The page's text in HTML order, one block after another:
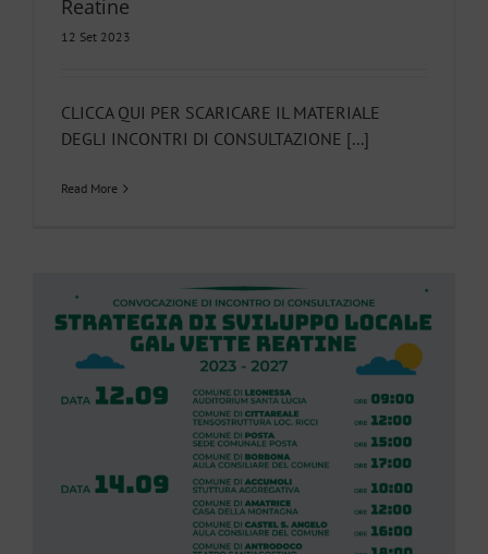
Reatine
12 Set 2023
CLICCA QUI PER SCARICARE IL MATERIALE
DEGLI INCONTRI DI CONSULTAZIONE [...]
Read More